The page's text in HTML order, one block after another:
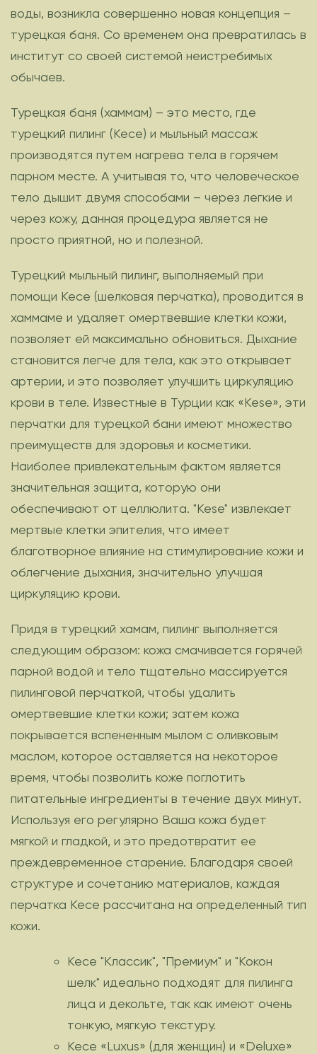
воды, возникла совершенно новая концепция –
турецкая баня. Со временем она превратилась в
институт со своей системой неистребимых
обычаев.
Турецкая баня (хаммам) – это место, где
турецкий пилинг (Кесе) и мыльный массаж
производятся путем нагрева тела в горячем
парном месте. А учитывая то, что человеческое
тело дышит двумя способами – через легкие и
через кожу, данная процедура является не
просто приятной, но и полезной.
Турецкий мыльный пилинг, выполняемый при
помощи Кесе (шелковая перчатка), проводится в
хаммаме и удаляет омертвевшие клетки кожи,
позволяет ей максимально обновиться. Дыхание
становится легче для тела, как это открывает
артерии, и это позволяет улучшить циркуляцию
крови в теле. Известные в Турции как «Kese», эти
перчатки для турецкой бани имеют множество
преимуществ для здоровья и косметики.
Наиболее привлекательным фактом является
значительная защита, которую они
обеспечивают от целлюлита. "Kese" извлекает
мертвые клетки эпителия, что имеет
благотворное влияние на стимулирование кожи и
облегчение дыхания, значительно улучшая
циркуляцию крови.
Придя в турецкий хамам, пилинг выполняется
следующим образом: кожа смачивается горячей
парной водой и тело тщательно массируется
пилинговой перчаткой, чтобы удалить
омертвевшие клетки кожи; затем кожа
покрывается вспененным мылом с оливковым
маслом, которое оставляется на некоторое
время, чтобы позволить коже поглотить
питательные ингредиенты в течение двух минут.
Используя его регулярно Ваша кожа будет
мягкой и гладкой, и это предотвратит ее
преждевременное старение. Благодаря своей
структуре и сочетанию материалов, каждая
перчатка Кесе рассчитана на определенный тип
кожи.
Кесе "Классик", "Премиум" и "Кокон
шелк" идеально подходят для пилинга
лица и декольте, так как имеют очень
тонкую, мягкую текстуру.
Кесе «Luxus» (для женщин) и «Deluxe»